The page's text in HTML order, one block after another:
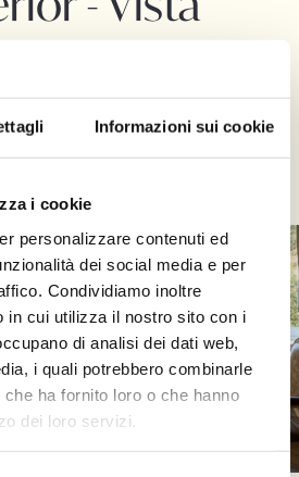
Informazioni sui cookie
i cookie
personalizzare contenuti ed
dei social media e per
Condividiamo inoltre
in cui utilizza il nostro sito con i
di analisi dei dati web,
i quali potrebbero combinarle
ha fornito loro o che hanno
dei loro servizi.
Mare
le Camere Superior Vista Mare di